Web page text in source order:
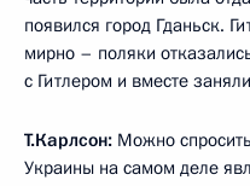
появился город Гданьск.
мирно – поляки
с Гитлером и вместе
Т.Карлсон: Можно
Украины на самом деле